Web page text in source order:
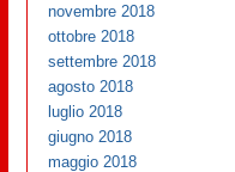
novembre 2018
ottobre 2018
settembre 2018
agosto 2018
luglio 2018
giugno 2018
maggio 2018